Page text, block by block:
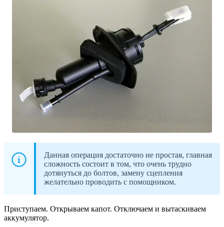
Данная операция достаточно не простая, главная
сложность состоит в том, что очень трудно
дотянуться до болтов, замену сцепления
желательно проводить с помощником.
Приступаем. Открываем капот. Отключаем и вытаскиваем
аккумулятор.